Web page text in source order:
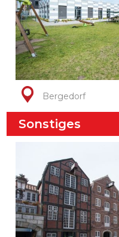
Bergedorf
Sonstiges